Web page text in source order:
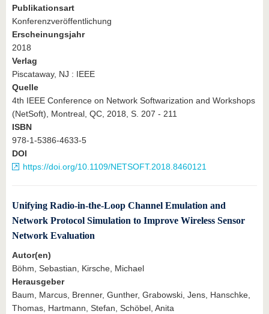
Publikationsart
Konferenzveröffentlichung
Erscheinungsjahr
2018
Verlag
Piscataway, NJ : IEEE
Quelle
4th IEEE Conference on Network Softwarization and Workshops
(NetSoft), Montreal, QC, 2018, S. 207 - 211
ISBN
978-1-5386-4633-5
DOI
https://doi.org/10.1109/NETSOFT.2018.8460121
Unifying Radio-in-the-Loop Channel Emulation and
Network Protocol Simulation to Improve Wireless Sensor
Network Evaluation
Autor(en)
Böhm, Sebastian, Kirsche, Michael
Herausgeber
Baum, Marcus, Brenner, Gunther, Grabowski, Jens, Hanschke,
Thomas, Hartmann, Stefan, Schöbel, Anita